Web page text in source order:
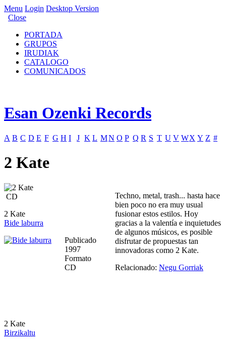
Menu Login Desktop Version
Close
PORTADA
GRUPOS
IRUDIAK
CATALOGO
COMUNICADOS
Esan Ozenki Records
A B C D E F G H I J K L MN O P Q R S T U V WX Y Z #
2 Kate
CD
2 Kate
Bide laburra
Publicado
1997
Formato
CD
2 Kate
Birzikaltu
Techno, metal, trash... hasta hace
bien poco no era muy usual
fusionar estos estilos. Hoy
gracias a la valentía e inquietudes
de algunos músicos, es posible
disfrutar de propuestas tan
innovadoras como 2 Kate.
Relacionado: Negu Gorriak